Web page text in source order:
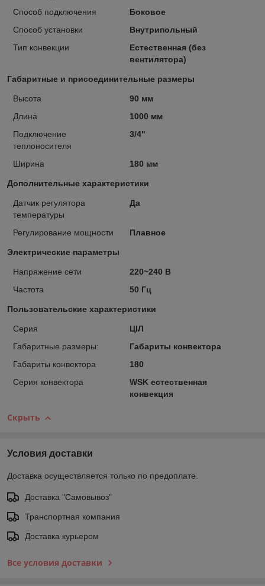
Способ подключения
Боковое
Способ установки
Внутрипольный
Тип конвекции
Естественная (без
вентилятора)
Габаритные и присоединительные размеры
Высота
90 мм
Длина
1000 мм
Подключение
теплоносителя
3/4"
Ширина 180 мм
Дополнительные характеристики
Датчик регулятора
температуры
Да
Регулирование мощности Плавное
Электрические параметры
Напряжение сети
220~240 В
Частота
50 Гц
Пользовательские характеристики
Cерия
ЦІЛ
Габаритные размеры:
Габариты конвектора
Габариты конвектора
180
Серия конвектора
WSK естественная
конвекция
Скрыть
Условия доставки
Доставка осуществляется только по предоплате.
Доставка "Самовывоз"
Транспортная компания
Доставка курьером
Все условия доставки